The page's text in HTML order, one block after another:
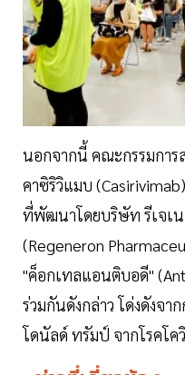
นอกจากนี้ คณะกรรมการ
คาซิริวิแมบ
ที่พัฒนาโดยบริษัท รีเจเ
(Regeneron
"ค็อกเทลแอนติบอดี"
ร่วมกันดังกล่าว โด่งดังจ
โดนัลด์ ทรัมป์ จากโรคโ